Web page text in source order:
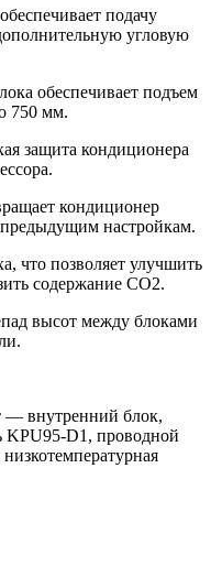
подачу
угловую
обеспечивает подъем
750 мм.
защита кондиционера
кондиционер
предыдущим настройкам.
, что позволяет улучшить
содержание CO2.
высот между блоками
— внутренний блок,
KPU95-D1, проводной